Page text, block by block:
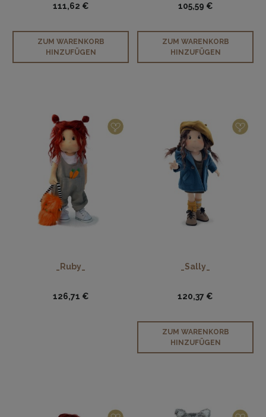
111,62 €
ZUM WARENKORB
HINZUFÜGEN
105,59 €
ZUM WARENKORB
HINZUFÜGEN
_Ruby_
126,71 €
_Sally_
120,37 €
ZUM WARENKORB
HINZUFÜGEN